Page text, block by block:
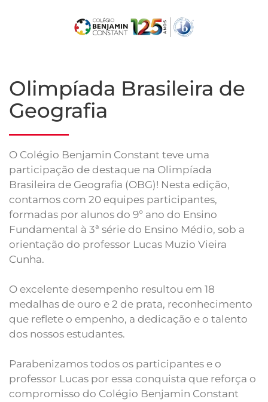
content
Olimpíada Brasileira de
Geografia
O Colégio Benjamin Constant teve uma
participação de destaque na Olimpíada
Brasileira de Geografia (OBG)! Nesta edição,
contamos com 20 equipes participantes,
formadas por alunos do 9º ano do Ensino
Fundamental à 3ª série do Ensino Médio, sob a
orientação do professor Lucas Muzio Vieira
Cunha.
O excelente desempenho resultou em 18
medalhas de ouro e 2 de prata, reconhecimento
que reflete o empenho, a dedicação e o talento
dos nossos estudantes.
Parabenizamos todos os participantes e o
professor Lucas por essa conquista que reforça o
compromisso do Colégio Benjamin Constant